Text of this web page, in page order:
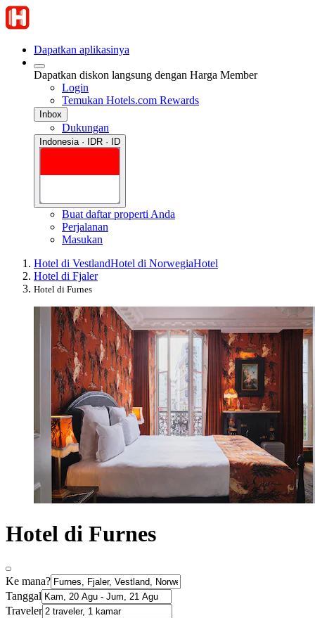
Dapatkan aplikasinya
Dapatkan diskon langsung dengan Harga Member
Login
Temukan Hotels.com Rewards
Inbox
Dukungan
Indonesia · IDR · ID
Buat daftar properti Anda
Perjalanan
Masukan
Hotel di VestlandHotel di NorwegiaHotel
Hotel di Fjaler
Hotel di Furnes
Hotel di Furnes
Ke mana?
Tanggal
Traveler